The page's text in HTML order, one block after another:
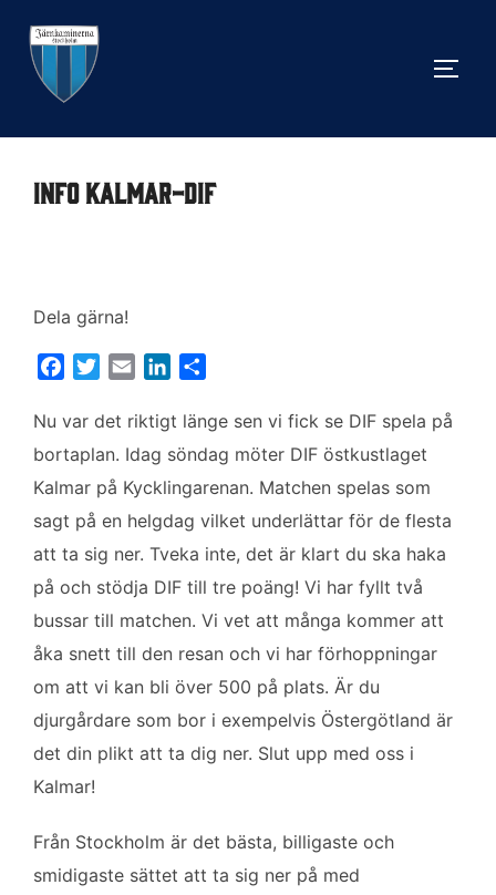
innehåll
Info Kalmar-DIF
Dela gärna!
c
e
o
o
k
i
t
e
r
a
i
n
k
d
I
n
l
a
Nu var det riktigt länge sen vi fick se DIF spela på
bortaplan. Idag söndag möter DIF östkustlaget
Kalmar på Kycklingarenan. Matchen spelas som
sagt på en helgdag vilket underlättar för de flesta
att ta sig ner. Tveka inte, det är klart du ska haka
på och stödja DIF till tre poäng! Vi har fyllt två
bussar till matchen. Vi vet att många kommer att
åka snett till den resan och vi har förhoppningar
om att vi kan bli över 500 på plats. Är du
djurgårdare som bor i exempelvis Östergötland är
det din plikt att ta dig ner. Slut upp med oss i
Kalmar!
Från Stockholm är det bästa, billigaste och
smidigaste sättet att ta sig ner på med